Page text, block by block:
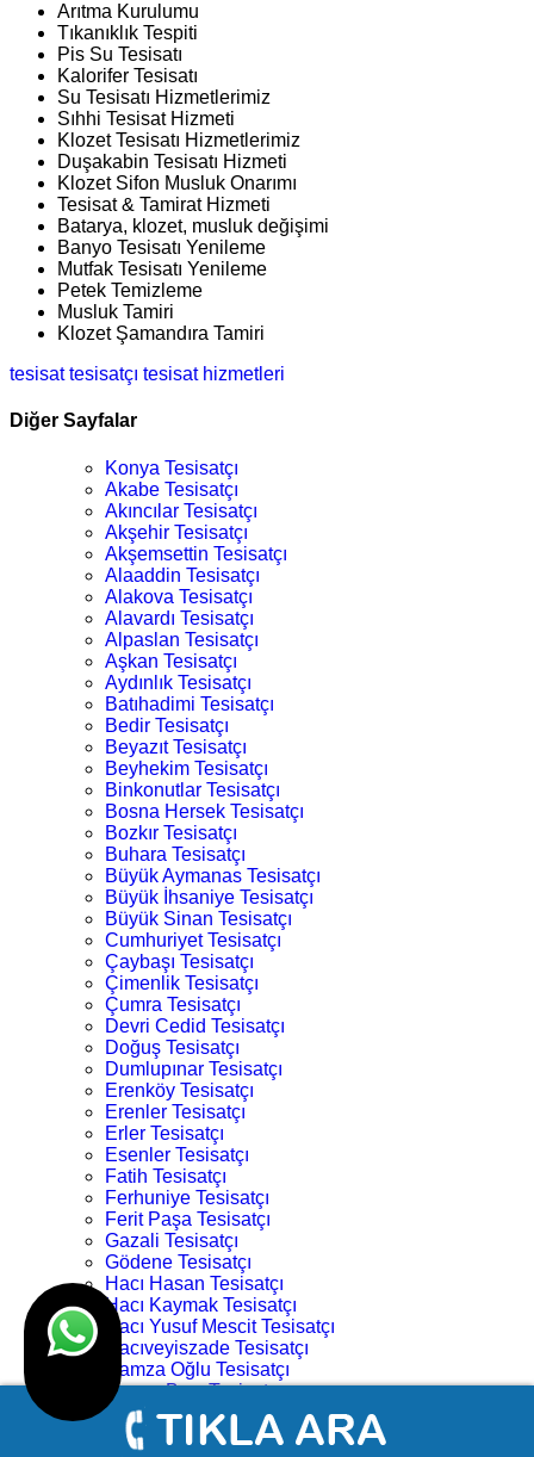
Arıtma Kurulumu
Tıkanıklık Tespiti
Pis Su Tesisatı
Kalorifer Tesisatı
Su Tesisatı Hizmetlerimiz
Sıhhi Tesisat Hizmeti
Klozet Tesisatı Hizmetlerimiz
Duşakabin Tesisatı Hizmeti
Klozet Sifon Musluk Onarımı
Tesisat & Tamirat Hizmeti
Batarya, klozet, musluk değişimi
Banyo Tesisatı Yenileme
Mutfak Tesisatı Yenileme
Petek Temizleme
Musluk Tamiri
Klozet Şamandıra Tamiri
tesisattesisatçı tesisat hizmetleri
Diğer Sayfalar
Konya Tesisatçı
Akabe Tesisatçı
Akıncılar Tesisatçı
Akşehir Tesisatçı
Akşemsettin Tesisatçı
Alaaddin Tesisatçı
Alakova Tesisatçı
Alavardı Tesisatçı
Alpaslan Tesisatçı
Aşkan Tesisatçı
Aydınlık Tesisatçı
Batıhadimi Tesisatçı
Bedir Tesisatçı
Beyazıt Tesisatçı
Beyhekim Tesisatçı
Binkonutlar Tesisatçı
Bosna Hersek Tesisatçı
Bozkır Tesisatçı
Buhara Tesisatçı
Büyük Aymanas Tesisatçı
Büyük İhsaniye Tesisatçı
Büyük Sinan Tesisatçı
Cumhuriyet Tesisatçı
Çaybaşı Tesisatçı
Çimenlik Tesisatçı
Çumra Tesisatçı
Devri Cedid Tesisatçı
Doğuş Tesisatçı
Dumlupınar Tesisatçı
Erenköy Tesisatçı
Erenler Tesisatçı
Erler Tesisatçı
Esenler Tesisatçı
Fatih Tesisatçı
Ferhuniye Tesisatçı
Ferit Paşa Tesisatçı
Gazali Tesisatçı
Gödene Tesisatçı
Hacı Hasan Tesisatçı
Hacı Kaymak Tesisatçı
Hacı Yusuf Mescit Tesisatçı
Hacıveyiszade Tesisatçı
Hamza Oğlu Tesisatçı
Hanay Başı Tesisatçı
Harmancık Tesisatçı
Hocacihan Tesisatçı